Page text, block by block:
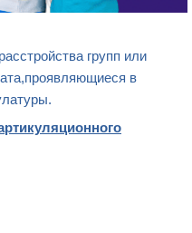
групп или
в